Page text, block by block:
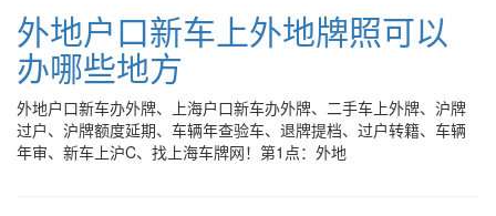
外地户口新车上外地牌照可以
办哪些地方
外地户口新车办外牌、上海户口新车办外牌、二手车上外牌、沪牌
过户、沪牌额度延期、车辆年查验车、退牌提档、过户转籍、车辆
年审、新车上沪C、找上海车牌网！第1点：外地